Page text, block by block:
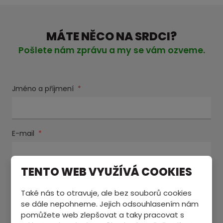
MÁTE NĚCO NA SRDCI?
Pošlete nám zprávu a my se vám ozveme.
Jméno a příjmení *
E-mail *
Text zprávy *
TENTO WEB VYUŽÍVÁ COOKIES
Také nás to otravuje, ale bez souborů cookies
se dále nepohneme. Jejich odsouhlasením nám
pomůžete web zlepšovat a taky pracovat s